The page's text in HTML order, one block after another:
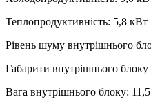
Теплопродуктивність: 5,8 кВт
Рівень шуму внутрішнього
Габарити внутрішнього
Вага внутрішнього блоку: